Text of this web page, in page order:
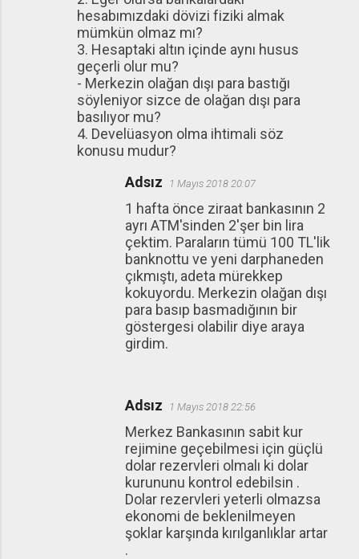
hesabımızdaki dövizi fiziki almak
mümkün olmaz mı?
3. Hesaptaki altın içinde aynı husus
geçerli olur mu?
- Merkezin olağan dışı para bastığı
söyleniyor sizce de olağan dışı para
basılıyor mu?
4. Develüasyon olma ihtimali söz
konusu mudur?
Adsız 1 Mayıs 2018 20:07
1 hafta önce ziraat bankasının 2
ayrı ATM'sinden 2'şer bin lira
çektim. Paraların tümü 100 TL'lik
banknottu ve yeni darphaneden
çıkmıştı, adeta mürekkep
kokuyordu. Merkezin olağan dışı
para basıp basmadığının bir
göstergesi olabilir diye araya
girdim.
Adsız 1 Mayıs 2018 22:56
Merkez Bankasının sabit kur
rejimine geçebilmesi için güçlü
dolar rezervleri olmalı ki dolar
kurununu kontrol edebilsin .
Dolar rezervleri yeterli olmazsa
ekonomi de beklenilmeyen
şoklar karşında kırılganlıklar artar
.